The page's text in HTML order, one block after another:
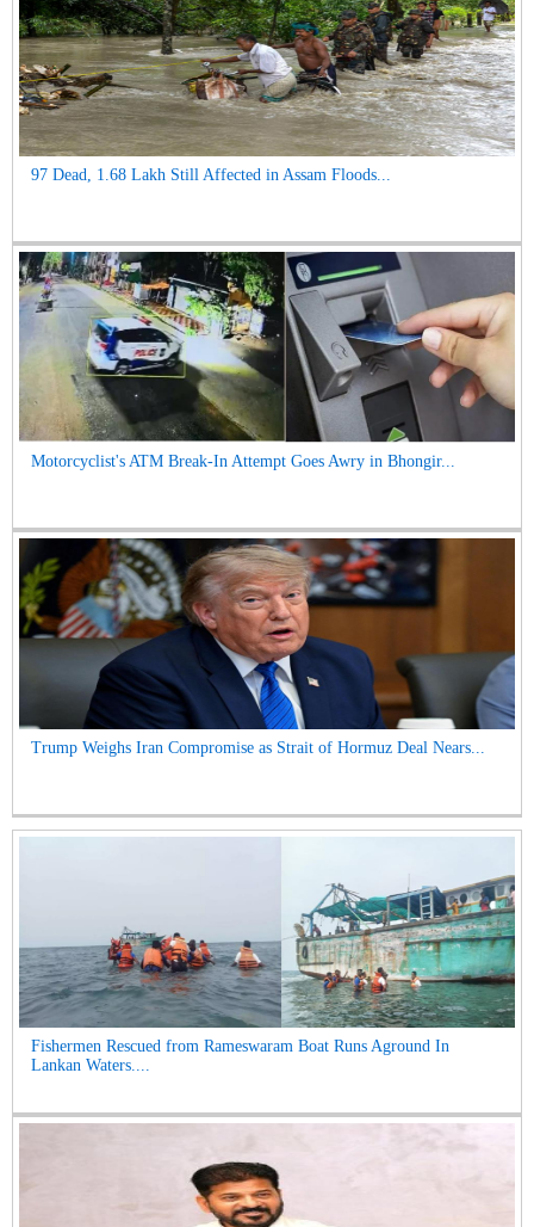
97 Dead, 1.68 Lakh Still Affected in Assam Floods...
Motorcyclist's ATM Break-In Attempt Goes Awry in Bhongir...
Trump Weighs Iran Compromise as Strait of Hormuz Deal Nears...
Fishermen Rescued from Rameswaram Boat Runs Aground In
Lankan Waters....